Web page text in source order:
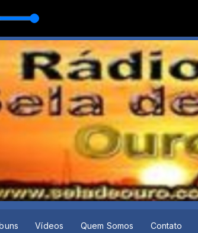
com O MELHOR DA MUSICA SERTANEJA
TEM UM EX
Vídeos Quem Somos Contato